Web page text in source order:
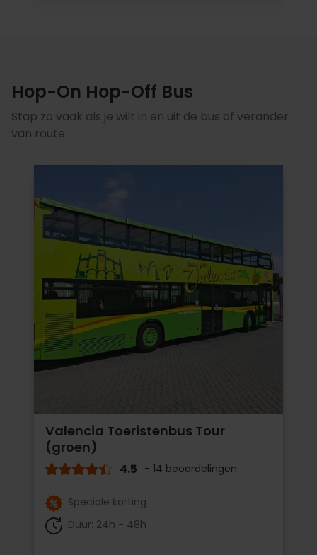
Hop-On Hop-Off Bus
Stap zo vaak als je wilt in en uit de bus of verander
van route
Valencia Toeristenbus Tour
(groen)
4.5 - 14 beoordelingen
Speciale korting
Duur: 24h - 48h